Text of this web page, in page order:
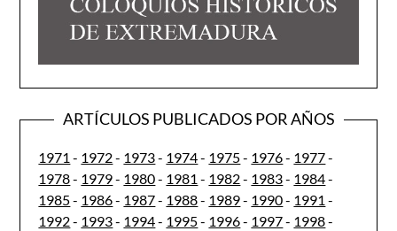
ARTÍCULOS PUBLICADOS POR AÑOS
1971 - 1972- 1973- 1974- 1975- 1976- 1977-
1978- 1979- 1980- 1981 - 1982- 1983- 1984-
1985- 1986- 1987- 1988- 1989- 1990- 1991 -
1992- 1993- 1994- 1995- 1996- 1997- 1998-